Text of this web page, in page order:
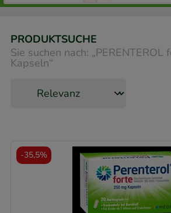
PRODUKTSUCHE
Sie suchen nach: „PERENTEROL
Kapseln“
-35,5%